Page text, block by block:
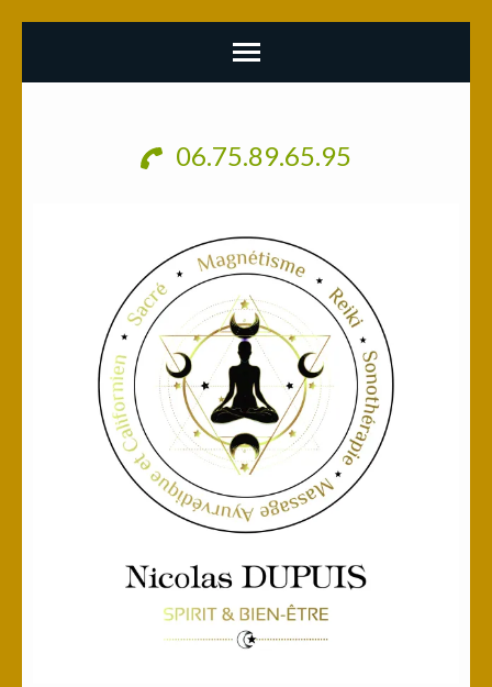
06.75.89.65.95